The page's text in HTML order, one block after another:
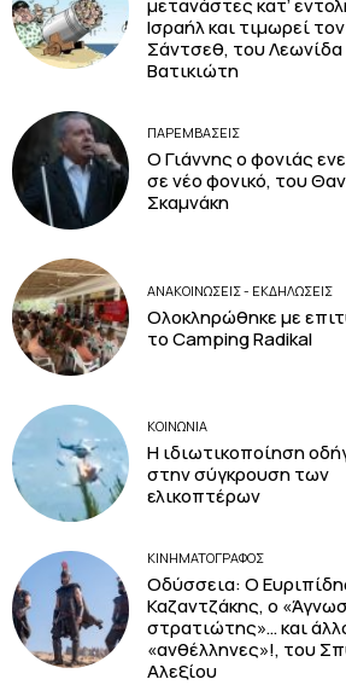
μετανάστες κατ’
Ισραήλ και τιμωρεί τον
Σάντσεθ, του Λεωνίδα
Βατικιώτη
ΠΑΡΕΜΒΑΣΕΙΣ
Ο Γιάννης ο φονιάς
σε νέο φονικό, του
Σκαμνάκη
ΑΝΑΚΟΙΝΩΣΕΙΣ - ΕΚΔΗΛΩΣΕΙΣ
Ολοκληρώθηκε με
το Camping Radikal
ΚΟΙΝΩΝΙΑ
Η ιδιωτικοποίηση
στην σύγκρουση των
ελικοπτέρων
ΚΙΝΗΜΑΤΟΓΡΆΦΟΣ
Οδύσσεια: Ο
Καζαντζάκης, ο
στρατιώτης»… και
«ανθέλληνες»!, του
Αλεξίου